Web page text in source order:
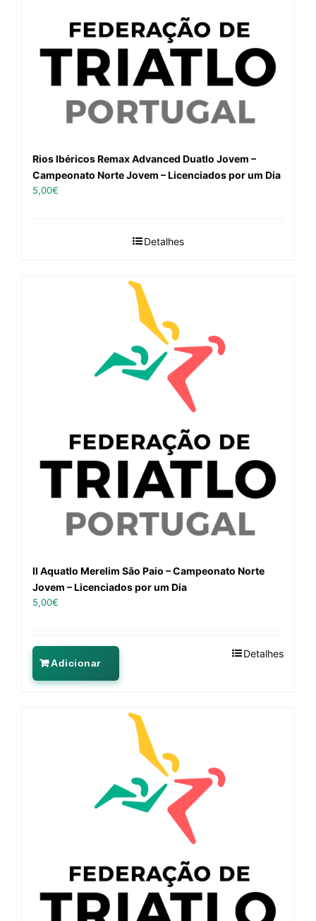
Rios Ibéricos Remax Advanced Duatlo Jovem –
Campeonato Norte Jovem – Licenciados por um Dia
5,00€
Detalhes
II Aquatlo Merelim São Paio – Campeonato Norte
Jovem – Licenciados por um Dia
5,00€
Adicionar
Detalhes